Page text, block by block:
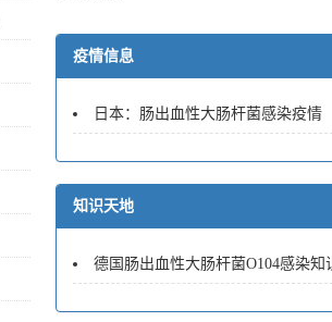
疫情信息
日本：肠出血性大肠杆菌感染疫情
知识天地
德国肠出血性大肠杆菌O104感染知